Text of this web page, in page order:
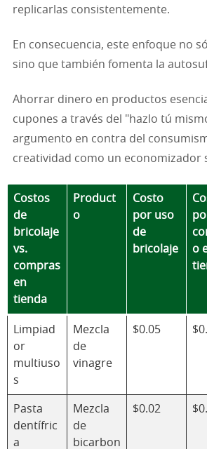
replicarlas consistentemente.
En consecuencia, este enfoque no
sino que también fomenta la
Ahorrar dinero en productos
cupones a través del "hazlo tú
argumento en contra del
creatividad como un economizador
Costos
de
bricolaje
vs.
compras
en
tienda
Product
o
Costo
por uso
de
bricolaje
o
Limpiad
or
multiuso
s
Mezcla
de
vinagre
$0.05
Pasta
dentífric
a
Mezcla
de
bicarbon
$0.02